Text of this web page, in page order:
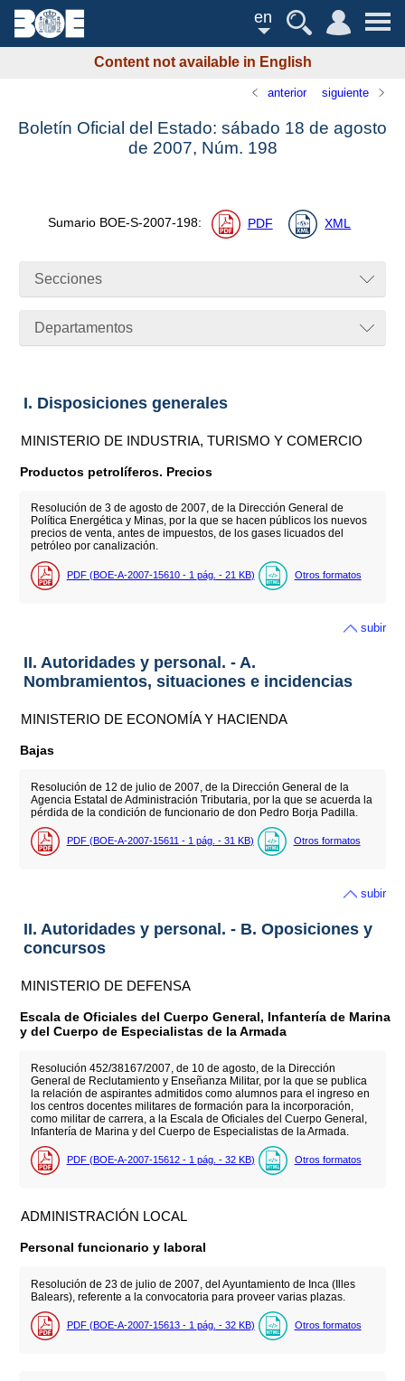
en
Content not available in English
anterior siguiente
Boletín Oficial del Estado: sábado 18 de agosto
de 2007, Núm. 198
Sumario BOE-S-2007-198: PDF XML
Secciones
Departamentos
I. Disposiciones generales
MINISTERIO DE INDUSTRIA, TURISMO Y COMERCIO
Productos petrolíferos. Precios
Resolución de 3 de agosto de 2007, de la Dirección General de
Política Energética y Minas, por la que se hacen públicos los nuevos
precios de venta, antes de impuestos, de los gases licuados del
petróleo por canalización.
PDF (BOE-A-2007-15610 - 1 pág. - 21 KB) Otros formatos
subir
II. Autoridades y personal. - A.
Nombramientos, situaciones e incidencias
MINISTERIO DE ECONOMÍA Y HACIENDA
Bajas
Resolución de 12 de julio de 2007, de la Dirección General de la
Agencia Estatal de Administración Tributaria, por la que se acuerda la
pérdida de la condición de funcionario de don Pedro Borja Padilla.
PDF (BOE-A-2007-15611 - 1 pág. - 31 KB) Otros formatos
subir
II. Autoridades y personal. - B. Oposiciones y
concursos
MINISTERIO DE DEFENSA
Escala de Oficiales del Cuerpo General, Infantería de Marina
y del Cuerpo de Especialistas de la Armada
Resolución 452/38167/2007, de 10 de agosto, de la Dirección
General de Reclutamiento y Enseñanza Militar, por la que se publica
la relación de aspirantes admitidos como alumnos para el ingreso en
los centros docentes militares de formación para la incorporación,
como militar de carrera, a la Escala de Oficiales del Cuerpo General,
Infantería de Marina y del Cuerpo de Especialistas de la Armada.
PDF (BOE-A-2007-15612 - 1 pág. - 32 KB) Otros formatos
ADMINISTRACIÓN LOCAL
Personal funcionario y laboral
Resolución de 23 de julio de 2007, del Ayuntamiento de Inca (Illes
Balears), referente a la convocatoria para proveer varias plazas.
PDF (BOE-A-2007-15613 - 1 pág. - 32 KB) Otros formatos